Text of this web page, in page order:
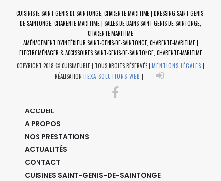
CUISINISTE SAINT-GENIS-DE-SAINTONGE, CHARENTE-MARITIME | DRESSING SAINT-GENIS-
DE-SAINTONGE, CHARENTE-MARITIME | SALLES DE BAINS SAINT-GENIS-DE-SAINTONGE,
CHARENTE-MARITIME
AMÉNAGEMENT D\'INTÉRIEUR SAINT-GENIS-DE-SAINTONGE, CHARENTE-MARITIME |
ELECTROMÉNAGER & ACCESSOIRES SAINT-GENIS-DE-SAINTONGE, CHARENTE-MARITIME
COPYRIGHT 2018 © CUISIMEUBLE | TOUS DROITS RÉSERVÉS | MENTIONS LÉGALES |
RÉALISATIONHEXA SOLUTIONS WEB |
ACCUEIL
A PROPOS
NOS PRESTATIONS
ACTUALITÉS
CONTACT
CUISINES SAINT-GENIS-DE-SAINTONGE